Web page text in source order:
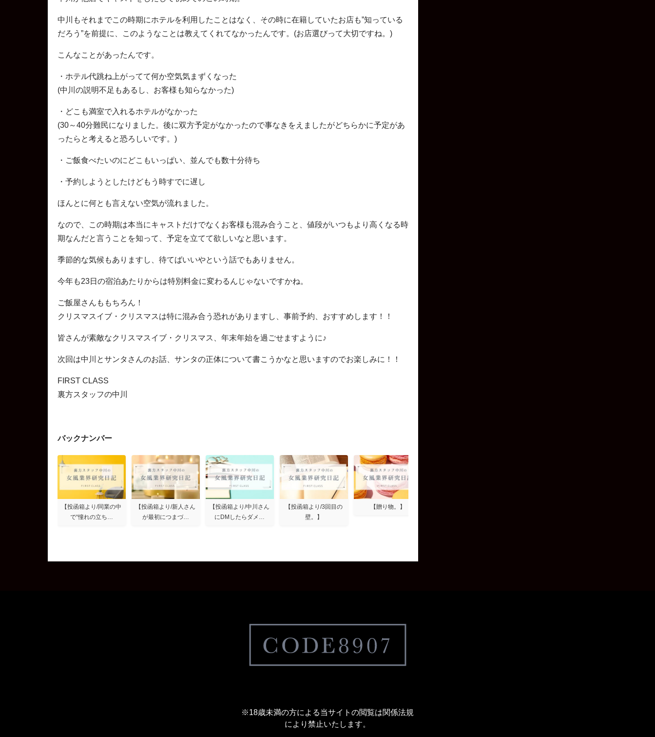
中川もそれまでこの時期にホテルを利用したことはなく、その時に在籍していたお店も”知っている
だろう”を前提に、このようなことは教えてくれてなかったんです。(お店選びって大切ですね。)
こんなことがあったんです。
・ホテル代跳ね上がってて何か空気気まずくなった
(中川の説明不足もあるし、お客様も知らなかった)
・どこも満室で入れるホテルがなかった
(30～40分難民になりました。後に双方予定がなかったので事なきをえましたがどちらかに予定があ
ったらと考えると恐ろしいです。)
・ご飯食べたいのにどこもいっぱい、並んでも数十分待ち
・予約しようとしたけどもう時すでに遅し
ほんとに何とも言えない空気が流れました。
なので、この時期は本当にキャストだけでなくお客様も混み合うこと、値段がいつもより高くなる時
期なんだと言うことを知って、予定を立てて欲しいなと思います。
季節的な気候もありますし、待てばいいやという話でもありません。
今年も23日の宿泊あたりからは特別料金に変わるんじゃないですかね。
ご飯屋さんももちろん！
クリスマスイブ・クリスマスは特に混み合う恐れがありますし、事前予約、おすすめします！！
皆さんが素敵なクリスマスイブ・クリスマス、年末年始を過ごせますように♪
次回は中川とサンタさんのお話、サンタの正体について書こうかなと思いますのでお楽しみに！！
FIRST CLASS
裏方スタッフの中川
バックナンバー
【投函箱より/同業の中
で“憧れの立ち…
【投函箱より/新人さん
が最初につまづ…
【投函箱より/中川さん
にDMしたらダメ…
【投函箱より/3回目の
壁。】
【贈り物。】
※18歳未満の方による当サイトの閲覧は関係法規
により禁止いたします。